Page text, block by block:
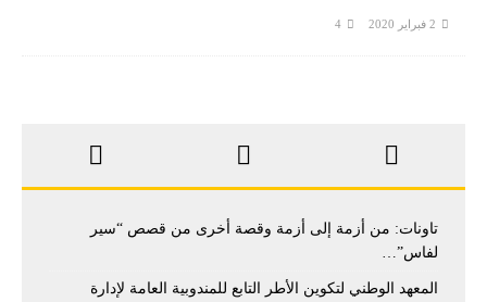
2 فبراير 2020 4
تاونات: من أزمة إلى أزمة وقصة أخرى من قصص “سير
لفاس”…
المعهد الوطني لتكوين الأطر التابع للمندوبية العامة لإدارة